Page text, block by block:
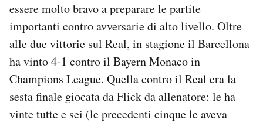
essere molto bravo a preparare le partite
importanti contro avversarie di alto livello. Oltre
alle due vittorie sul Real, in stagione il Barcellona
ha vinto 4-1 contro il Bayern Monaco in
Champions League. Quella contro il Real era la
sesta finale giocata da Flick da allenatore: le ha
vinte tutte e sei (le precedenti cinque le aveva